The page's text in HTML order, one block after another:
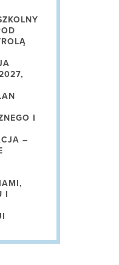
I
–
I